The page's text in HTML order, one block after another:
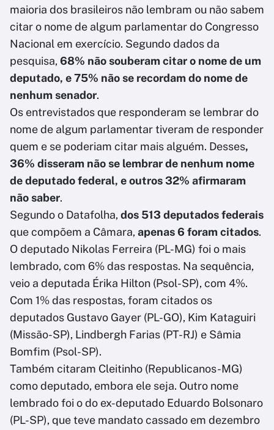
maioria dos brasileiros não lembram ou não sabem
citar o nome de algum parlamentar do Congresso
Nacional em exercício. Segundo dados da
pesquisa, 68% não souberam citar o nome de um
deputado, e 75% não se recordam do nome de
nenhum senador.
Os entrevistados que responderam se lembrar do
nome de algum parlamentar tiveram de responder
quem e se poderiam citar mais alguém. Desses,
36% disseram não se lembrar de nenhum nome
de deputado federal, e outros 32% afirmaram
não saber.
Segundo o Datafolha, dos 513 deputados federais
que compõem a Câmara, apenas 6 foram citados.
O deputado Nikolas Ferreira (PL-MG) foi o mais
lembrado, com 6% das respostas. Na sequência,
veio a deputada Érika Hilton (Psol-SP), com 4%.
Com 1% das respostas, foram citados os
deputados Gustavo Gayer (PL-GO), Kim Kataguiri
(Missão-SP), Lindbergh Farias (PT-RJ) e Sâmia
Bomfim (Psol-SP).
Também citaram Cleitinho (Republicanos-MG)
como deputado, embora ele seja. Outro nome
lembrado foi o do ex-deputado Eduardo Bolsonaro
(PL-SP), que teve mandato cassado em dezembro